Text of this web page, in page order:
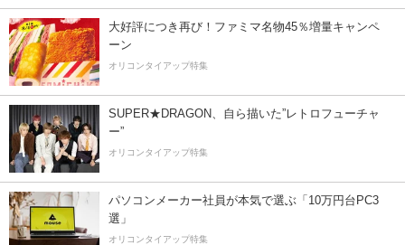
大好評につき再び！ファミマ名物45％増量キャンペ
ーン
オリコンタイアップ特集
SUPER★DRAGON、自ら描いた”レトロフューチャ
ー”
オリコンタイアップ特集
パソコンメーカー社員が本気で選ぶ「10万円台PC3
選」
オリコンタイアップ特集